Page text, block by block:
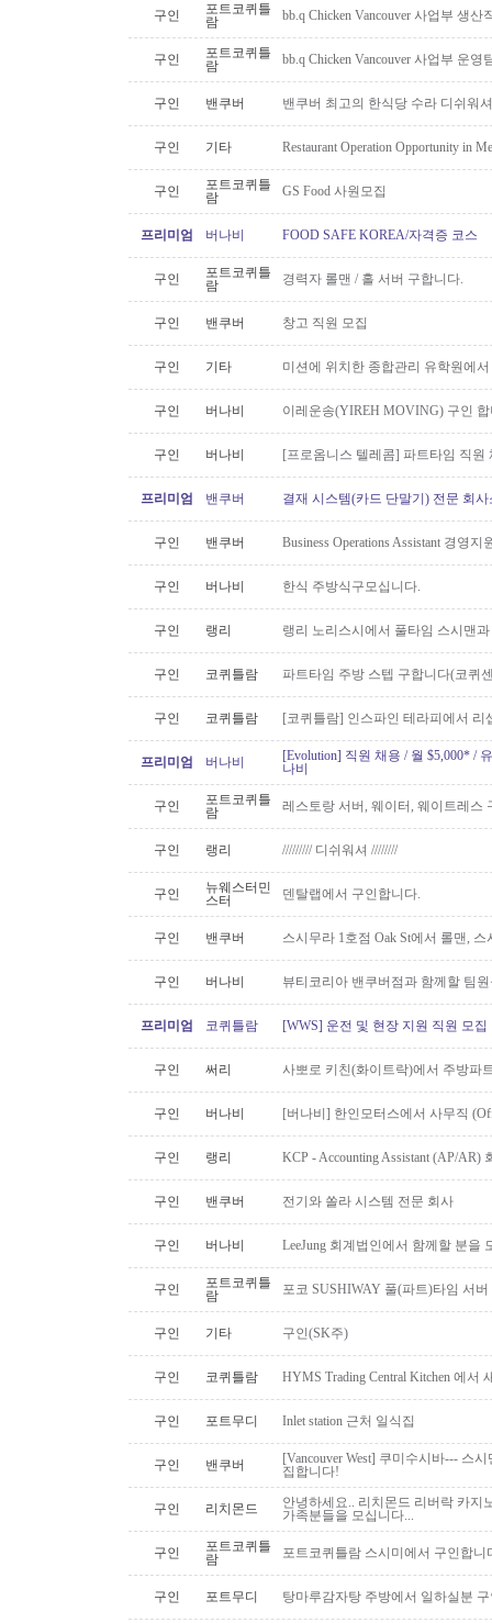
구인
포트코퀴틀
람
bb.q Chicken Vancouver 사업부 생
구인
포트코퀴틀
람
bb.q Chicken Vancouver 사업부 운
구인 밴쿠버 밴쿠버 최고의 한식당 수라 디쉬워
구인 기타 Restaurant Operation Opportunity in
구인
포트코퀴틀
람
GS Food 사원모집
프리미엄 버나비 FOOD SAFE KOREA/자격증 코스
구인
포트코퀴틀
람
경력자 롤맨 / 홀 서버 구합니다.
구인 밴쿠버 창고 직원 모집
구인 기타 미션에 위치한 종합관리 유학원에
구인 버나비 이레운송(YIREH MOVING) 구인
구인 버나비 [프로옴니스 텔레콤] 파트타임 직원
프리미엄 밴쿠버 결재 시스템(카드 단말기) 전문 회
구인 밴쿠버 Business Operations Assistant 경영
구인 버나비 한식 주방식구모십니다.
구인 랭리 랭리 노리스시에서 풀타임 스시맨
구인 코퀴틀람 파트타임 주방 스텝 구합니다(코퀴
구인 코퀴틀람 [코퀴틀람] 인스파인 테라피에서 리
프리미엄 버나비
[Evolution] 직원 채용 / 월 $5,000* /
나비
구인
포트코퀴틀
람
레스토랑 서버, 웨이터, 웨이트레스
구인 랭리 ///////// 디쉬워셔 ////////
구인
뉴웨스터민
스터
덴탈랩에서 구인합니다.
구인 밴쿠버 스시무라 1호점 Oak St에서 롤맨,
구인 버나비 뷰티코리아 밴쿠버점과 함께할 팀
프리미엄 코퀴틀람 [WWS] 운전 및 현장 지원 직원 모집
구인 써리 사뽀로 키친(화이트락)에서 주방파
구인 버나비 [버나비] 한인모터스에서 사무직
구인 랭리 KCP - Accounting Assistant (AP/
구인 밴쿠버 전기와 쏠라 시스템 전문 회사
구인 버나비 LeeJung 회계법인에서 함께할 분을
구인
포트코퀴틀
람
포코 SUSHIWAY 풀(파트)타임 서버
구인 기타 구인(SK주)
구인 코퀴틀람 HYMS Trading Central Kitchen 에
구인 포트무디 Inlet station 근처 일식집
구인 밴쿠버
[Vancouver West] 쿠미수시바--- 스
집합니다!
구인 리치몬드
안녕하세요.. 리치몬드 리버락 카지
가족분들을 모십니다...
구인
포트코퀴틀
람
포트코퀴틀람 스시미에서 구인합니
구인 포트무디 탕마루감자탕 주방에서 일하실분